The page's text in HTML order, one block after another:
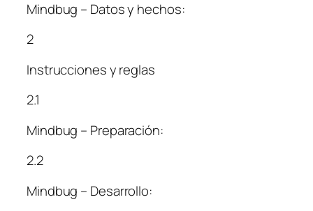
Mindbug – Datos y hechos:
2
Instrucciones y reglas
2.1
Mindbug – Preparación:
2.2
Mindbug – Desarrollo: